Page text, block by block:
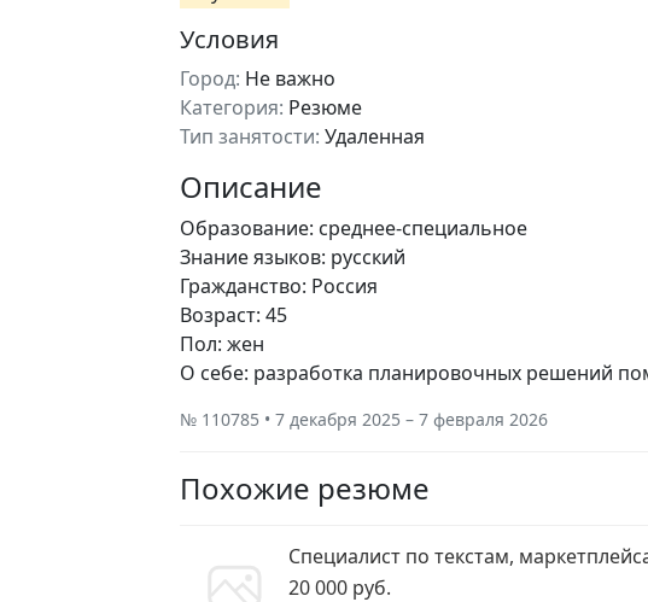
Условия
Город: Не важно
Категория: Резюме
Тип занятости: Удаленная
Описание
Образование: среднее-специальное
Знание языков: русский
Гражданство: Россия
Возраст: 45
Пол: жен
О себе: разработка планировочных решений
№ 110785 • 7 декабря 2025 – 7 февраля 2026
Похожие резюме
Специалист по текстам,
20 000 руб.